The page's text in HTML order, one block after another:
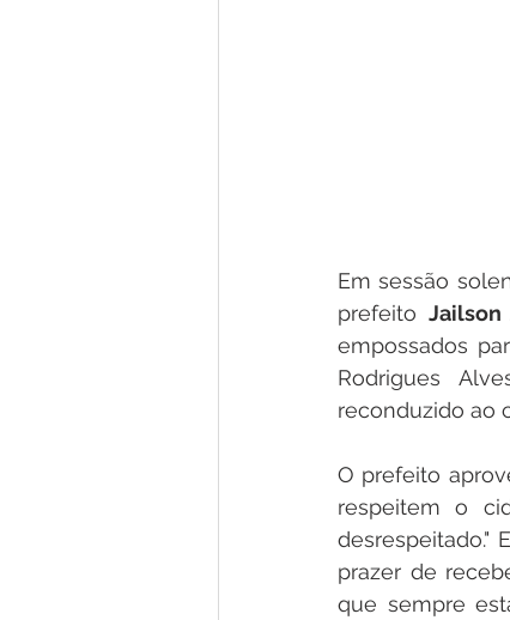
Em sessão
prefeito Jailson
empossados
Rodrigues
reconduzido ao
O prefeito
respeitem o
desrespeitado."
prazer de
que sempre